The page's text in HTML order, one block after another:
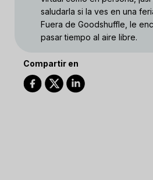
saludarla si la ves en una
Fuera de Goodshuffle, le
pasar tiempo al aire libre.
Compartir en